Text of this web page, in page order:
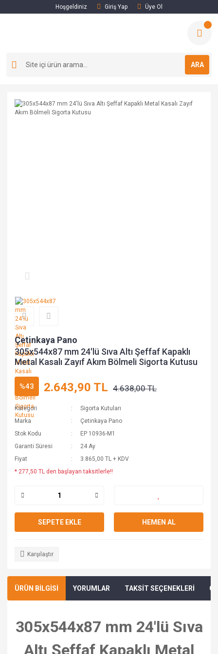
Hoşgeldiniz Giriş Yap Üye Ol
ARA
Çetinkaya Pano
305x544x87 mm 24'lü Sıva Altı Şeffaf Kapaklı
Metal Kasalı Zayıf Akım Bölmeli Sigorta Kutusu
%43 2.643,90 TL 4.638,00 TL
Kategori
Sigorta Kutuları
Marka
Çetinkaya Pano
Stok Kodu
EP 10936-M1
Garanti Süresi
24 Ay
Fiyat
3.865,00 TL + KDV
* 277,50 TL den başlayan taksitlerle!!
SEPETE EKLE HEMEN AL
Karşılaştır
ÜRÜN BİLGİSİ YORUMLAR TAKSİT SEÇENEKLERİ
305x544x87 mm 24'lü Sıva
Altı Şeffaf Kapaklı Metal